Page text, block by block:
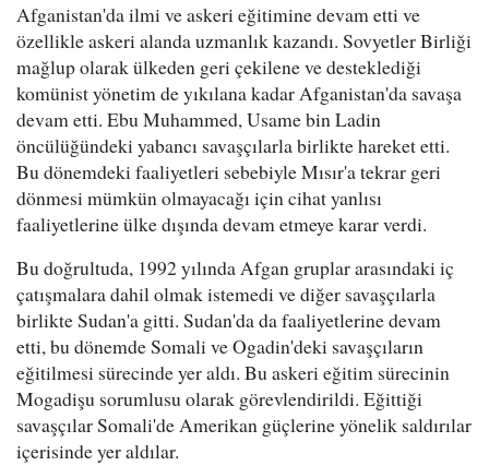
Afganistan'da ilmi ve askeri eğitimine devam etti ve
özellikle askeri alanda uzmanlık kazandı. Sovyetler Birliği
mağlup olarak ülkeden geri çekilene ve desteklediği
komünist yönetim de yıkılana kadar Afganistan'da savaşa
devam etti. Ebu Muhammed, Usame bin Ladin
öncülüğündeki yabancı savaşçılarla birlikte hareket etti.
Bu dönemdeki faaliyetleri sebebiyle Mısır'a tekrar geri
dönmesi mümkün olmayacağı için cihat yanlısı
faaliyetlerine ülke dışında devam etmeye karar verdi.
Bu doğrultuda, 1992 yılında Afgan gruplar arasındaki iç
çatışmalara dahil olmak istemedi ve diğer savaşçılarla
birlikte Sudan'a gitti. Sudan'da da faaliyetlerine devam
etti, bu dönemde Somali ve Ogadin'deki savaşçıların
eğitilmesi sürecinde yer aldı. Bu askeri eğitim sürecinin
Mogadişu sorumlusu olarak görevlendirildi. Eğittiği
savaşçılar Somali'de Amerikan güçlerine yönelik saldırılar
içerisinde yer aldılar.